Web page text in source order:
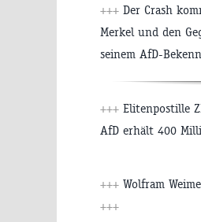
+++ Der Crash
Merkel und den
seinem AfD-
+++ Elitenpostille
AfD erhält 400
+++ Wolfram
+++